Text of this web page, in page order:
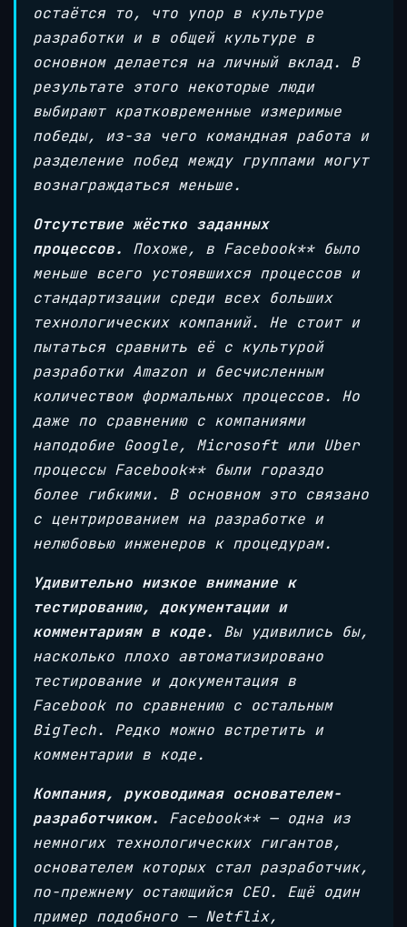
остаётся то, что упор в культуре
разработки и в общей культуре в
основном делается на личный вклад. В
результате этого некоторые люди
выбирают кратковременные измеримые
победы, из-за чего командная работа и
разделение побед между группами могут
вознаграждаться меньше.
Отсутствие жёстко заданных
процессов.
Похоже, в Facebook** было
меньше всего устоявшихся процессов и
стандартизации среди всех больших
технологических компаний. Не стоит и
пытаться сравнить её с культурой
разработки Amazon и бесчисленным
количеством формальных процессов. Но
даже по сравнению с компаниями
наподобие Google, Microsoft или Uber
процессы Facebook** были гораздо
более гибкими. В основном это связано
с центрированием на разработке и
нелюбовью инженеров к процедурам.
Удивительно низкое внимание к
тестированию, документации и
комментариям в коде.
Вы удивились бы,
насколько плохо автоматизировано
тестирование и документация в
Facebook по сравнению с остальным
BigTech. Редко можно встретить и
комментарии в коде.
Компания, руководимая основателем-
разработчиком. Facebook** — одна из
немногих технологических гигантов,
основателем которых стал разработчик,
по-прежнему остающийся CEO. Ещё один
пример подобного — Netflix,